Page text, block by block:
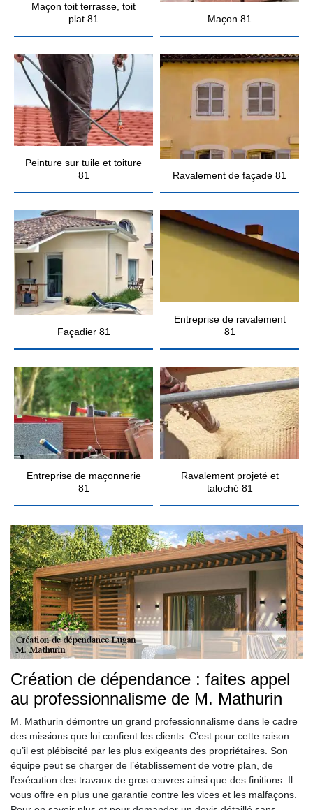
Maçon toit terrasse, toit
plat 81
Maçon 81
Peinture sur tuile et toiture
81
Ravalement de façade 81
Façadier 81
Entreprise de ravalement
81
Entreprise de maçonnerie
81
Ravalement projeté et
taloché 81
Création de dépendance : faites appel
au professionnalisme de M. Mathurin
M. Mathurin démontre un grand professionnalisme dans le cadre
des missions que lui confient les clients. C’est pour cette raison
qu’il est plébiscité par les plus exigeants des propriétaires. Son
équipe peut se charger de l’établissement de votre plan, de
l’exécution des travaux de gros œuvres ainsi que des finitions. Il
vous offre en plus une garantie contre les vices et les malfaçons.